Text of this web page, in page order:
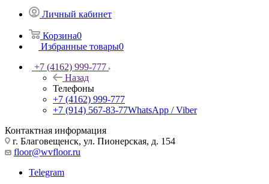
Личный кабинет
Корзина0
Избранные товары0
+7 (4162) 999-777
Назад
Телефоны
+7 (4162) 999-777
+7 (914) 567-83-77WhatsApp / Viber
Контактная информация
г. Благовещенск, ул. Пионерская, д. 154
floor@wvfloor.ru
Telegram